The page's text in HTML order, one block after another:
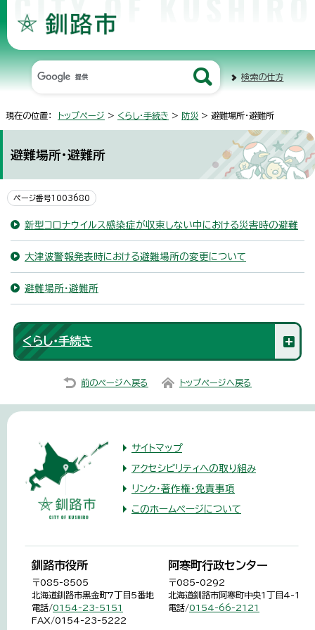
検索の仕方
現在の位置： トップページ > くらし・手続き > 防災 > 避難場所・避難所
避難場所・避難所
ページ番号1003680
新型コロナウイルス感染症が収束しない中における災害時の避難
大津波警報発表時における避難場所の変更について
避難場所・避難所
くらし・手続き
前のページへ戻る トップページへ戻る
サイトマップ
アクセシビリティへの取り組み
リンク・著作権・免責事項
このホームページについて
釧路市役所
〒085-8505
北海道釧路市黒金町7丁目5番地
電話/0154-23-5151
FAX/0154-23-5222
阿寒町行政センター
〒085-0292
北海道釧路市阿寒町中央1丁目4-1
電話/0154-66-2121